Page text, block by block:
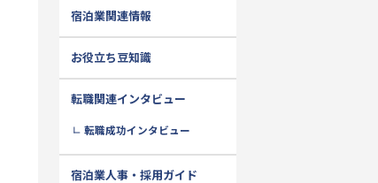
宿泊業関連情報
お役立ち豆知識
転職関連インタビュー
転職成功インタビュー
宿泊業人事・採用ガイド